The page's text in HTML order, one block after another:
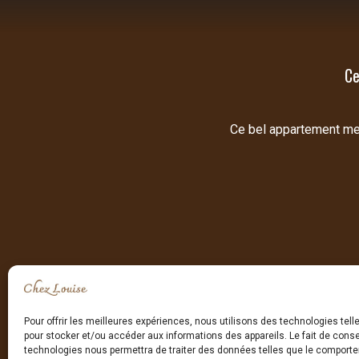
Pour offrir les meilleures expériences, nous utilisons des technologies
pour stocker et/ou accéder aux informations des appareils. Le fait de
technologies nous permettra de traiter des données telles que le
Ce bel appartement